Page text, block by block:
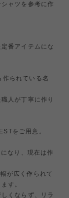
ャツを参考に作
番アイテムにな
られている名
人が丁寧に作り
をご用意。
なり、現在は作
が広く作られて
す。
くならず、リラ